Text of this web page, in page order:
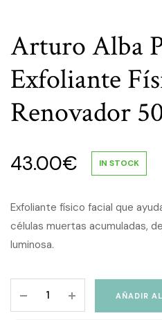
Arturo Alba
Exfoliante
Renovador
43.00€ IN STOCK
Exfoliante físico facial que
células muertas acumuladas,
luminosa.
Alba
AÑADIR